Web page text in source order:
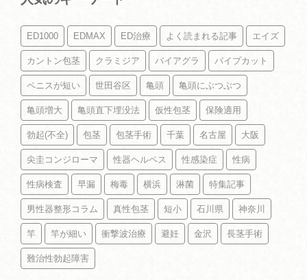
ED1000 EDMAX ED治療 よく読まれる記事 エイズ
カントン包茎 クラミジア バイアグラ パイプカット
ペニスが短い 世田谷区 亀頭 亀頭にぶつぶつ
亀頭増大 亀頭直下埋没法 仮性包茎 保険適用
勃起(不全) 包茎 包茎手術 千葉 名古屋 大阪
尖圭コンジローマ 性器ヘルペス 性感染症 性病
性病検査 早漏 梅毒 横浜 淋菌 特集記事
男性器整形コラム 真性包茎 短小 石川県 神奈川
竿 竿が細い 衝撃波治療 避妊 金沢 長茎手術
難治性勃起障害